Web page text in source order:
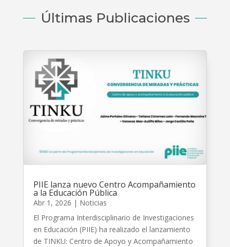
Últimas Publicaciones
PIIE lanza nuevo Centro Acompañamiento
a la Educación Pública
Abr 1, 2026 | Noticias
El Programa Interdisciplinario de Investigaciones
en Educación (PIIE) ha realizado el lanzamiento
de TINKU: Centro de Apoyo y Acompañamiento